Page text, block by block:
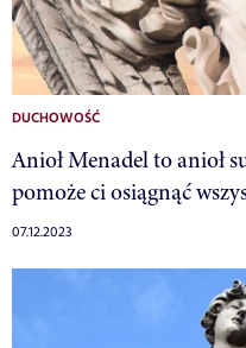
DUCHOWOŚĆ
Anioł Menadel to anioł
pomoże ci osiągnąć
07.12.2023